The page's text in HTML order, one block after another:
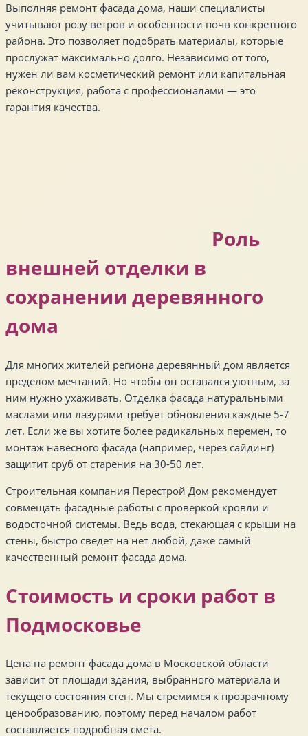
Выполняя ремонт фасада дома, наши специалисты
учитывают розу ветров и особенности почв конкретного
района. Это позволяет подобрать материалы, которые
прослужат максимально долго. Независимо от того,
нужен ли вам косметический ремонт или капитальная
реконструкция, работа с профессионалами — это
гарантия качества.
Роль
внешней отделки в
сохранении деревянного
дома
Для многих жителей региона деревянный дом является
пределом мечтаний. Но чтобы он оставался уютным, за
ним нужно ухаживать. Отделка фасада натуральными
маслами или лазурями требует обновления каждые 5-7
лет. Если же вы хотите более радикальных перемен, то
монтаж навесного фасада (например, через сайдинг)
защитит сруб от старения на 30-50 лет.
Строительная компания Перестрой Дом рекомендует
совмещать фасадные работы с проверкой кровли и
водосточной системы. Ведь вода, стекающая с крыши на
стены, быстро сведет на нет любой, даже самый
качественный ремонт фасада дома.
Стоимость и сроки работ в
Подмосковье
Цена на ремонт фасада дома в Московской области
зависит от площади здания, выбранного материала и
текущего состояния стен. Мы стремимся к прозрачному
ценообразованию, поэтому перед началом работ
составляется подробная смета.